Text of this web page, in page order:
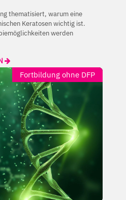
thematisiert, warum eine
Keratosen wichtig ist.
werden
Fortbildung ohne DFP